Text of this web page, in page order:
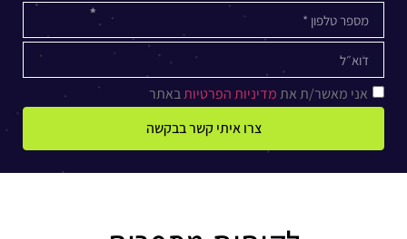
אני מאשר/ת אתמדיניות הפרטיותבאתר
צרו איתי קשר בבקשה